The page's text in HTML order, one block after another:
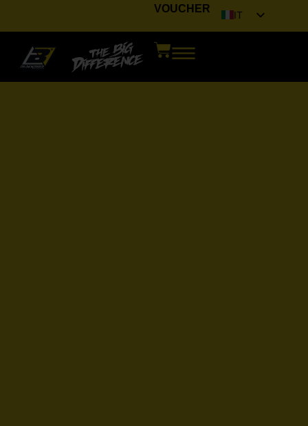
VOUCHER
IT
DE